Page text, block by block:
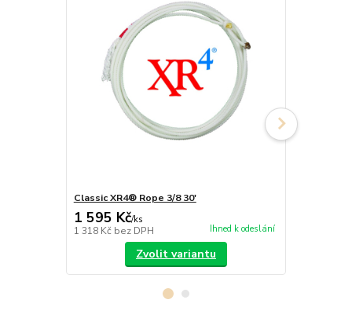
Classic XR4® Rope 3/8 30'
1 595 Kč/ks
1 318 Kč bez DPH Ihned k odeslání
Zvolit variantu